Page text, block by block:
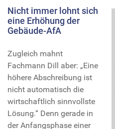
Nicht immer lohnt sich
eine Erhöhung der
Gebäude-AfA
Zugleich mahnt
Fachmann Dill aber: „Eine
höhere Abschreibung ist
nicht automatisch die
wirtschaftlich sinnvollste
Lösung.“ Denn gerade in
der Anfangsphase einer